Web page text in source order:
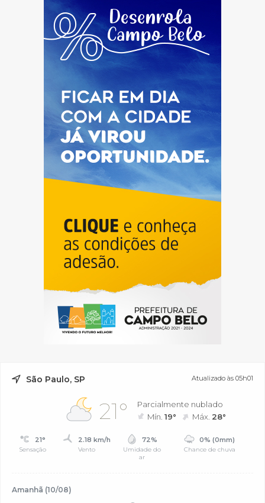
São Paulo, SP Atualizado às 05h01
21°
Parcialmente nublado
Mín.19° Máx. 28°
21°
Sensação
2.18 km/h
Vento
72%
Umidade do
ar
0% (0mm)
Chance de chuva
Amanhã (10/08)